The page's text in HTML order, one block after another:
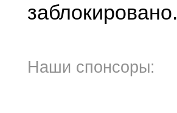
заблокировано.
Наши спонсоры: